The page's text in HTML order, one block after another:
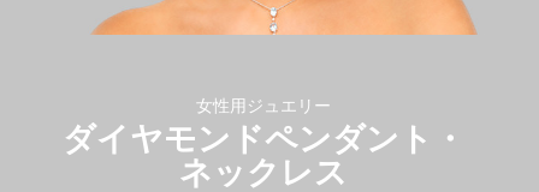
女性用ジュエリー
ダイヤモンドペンダント・
ネックレス